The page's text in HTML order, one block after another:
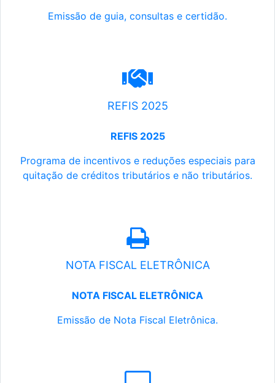
Emissão de guia, consultas e certidão.
REFIS 2025
REFIS 2025
Programa de incentivos e reduções especiais para
quitação de créditos tributários e não tributários.
NOTA FISCAL ELETRÔNICA
NOTA FISCAL ELETRÔNICA
Emissão de Nota Fiscal Eletrônica.